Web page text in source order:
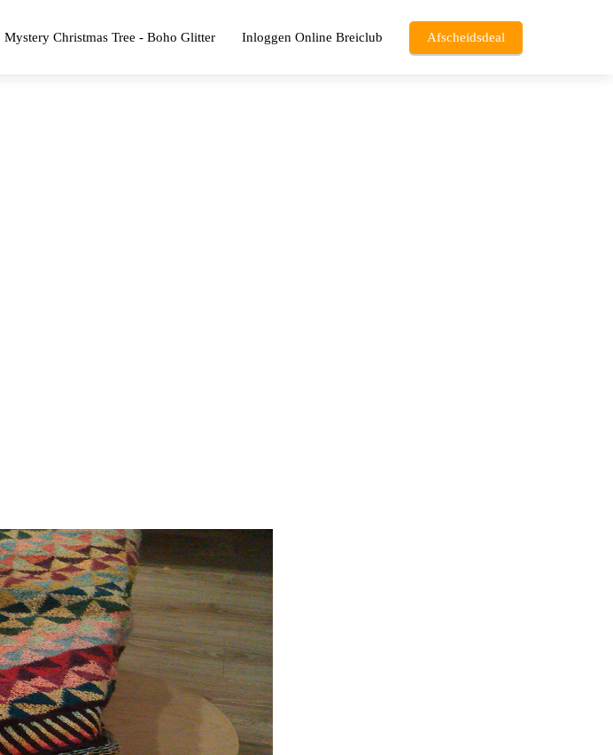
Mystery Christmas Tree - Boho Glitter Inloggen Online Breiclub Afscheidsdeal